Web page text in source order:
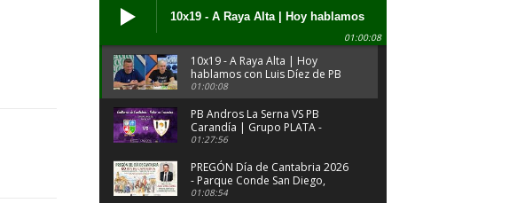
10x19 - A Raya Alta | Hoy hablamos
con Luis Díez de PB Contrucciones
01:00:08
10x19 - A Raya Alta | Hoy
hablamos con Luis Díez de PB
Contrucciones José Gtrz
Calante (03/08/2026)
01:00:08
PB Andros La Serna VS PB
Carandía | Grupo PLATA -
Jornada 9 | Bolos en Femenino
01:27:56
PREGÓN Día de Cantabria 2026
- Parque Conde San Diego,
Cabezón de la Sal (31/07/2026)
01:08:54